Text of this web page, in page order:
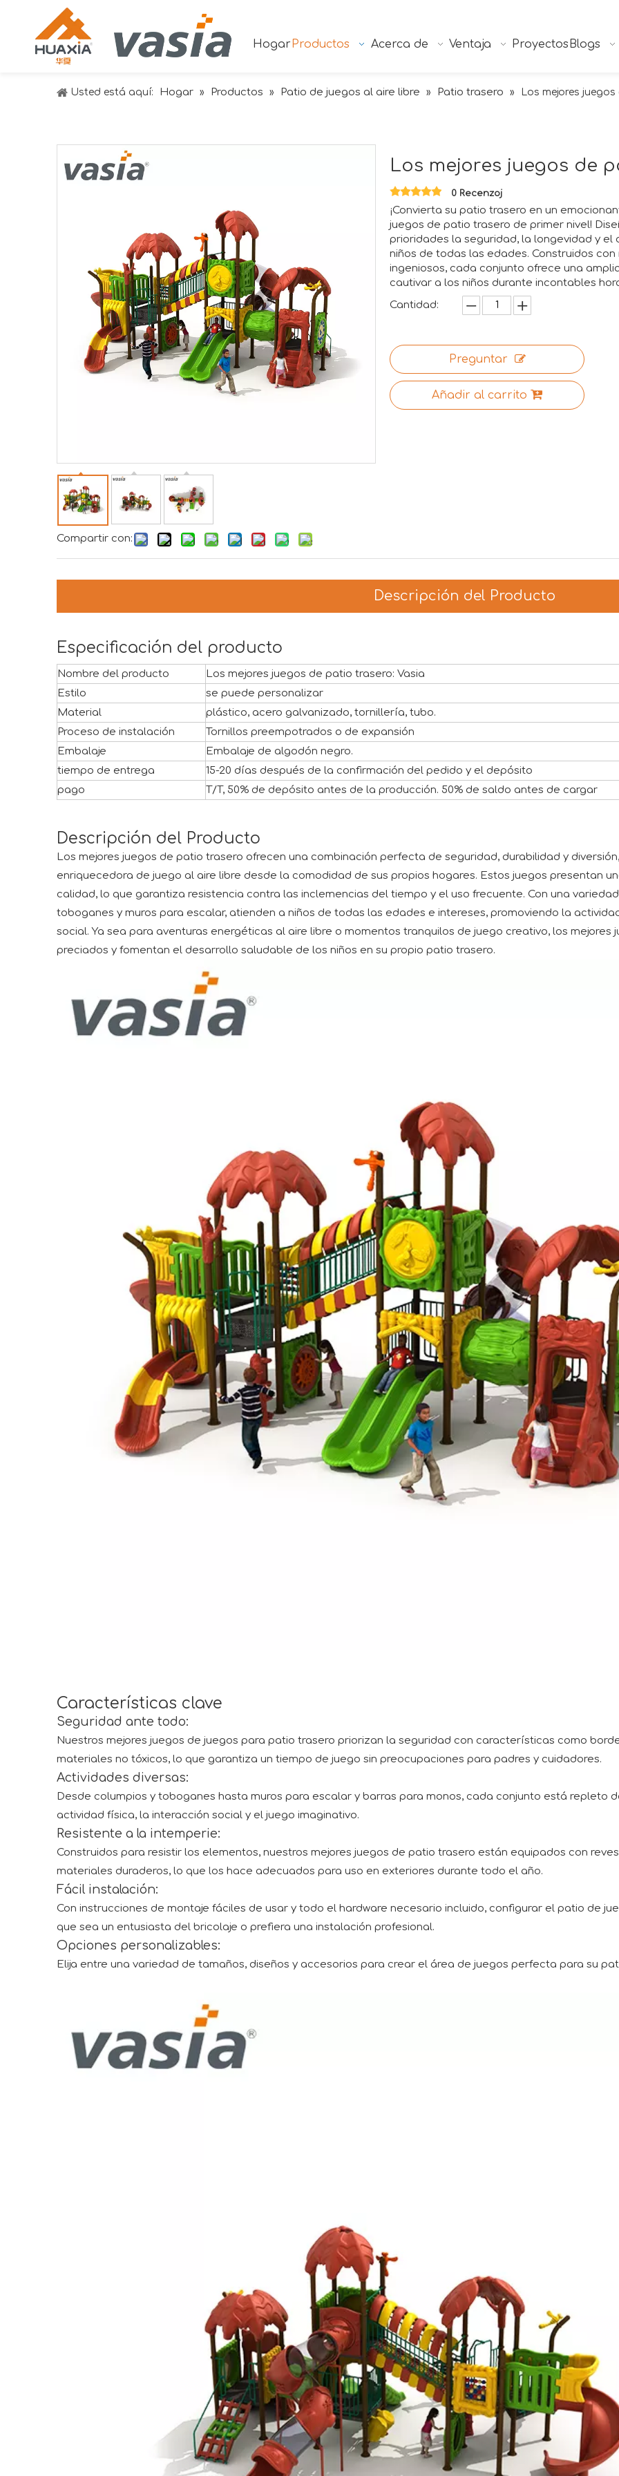
Hogar Productos Acerca de Ventaja Proyectos Blogs
Usted está aquí: Hogar » Productos » Patio de juegos al aire libre » Patio trasero » Los mejores
Compartir con:
Los mejores juegos de
0 Recenzoj
¡Convierta su patio trasero en un
juegos de patio trasero de primer nivel!
prioridades la seguridad, la longevidad y el
niños de todas las edades. Construidos
ingeniosos, cada conjunto ofrece una
cautivar a los niños durante incontables
Cantidad:
Preguntar
Añadir al carrito
Descripción del Producto
Especificación del producto
Nombre del producto
Los mejores juegos de patio trasero: Vasia
Estilo
se puede personalizar
Material
plástico, acero galvanizado, tornillería, tubo.
Proceso de instalación
Tornillos preempotrados o de expansión
Embalaje
Embalaje de algodón negro.
tiempo de entrega
15-20 días después de la confirmación del pedido y el depósito
pago
T/T, 50% de depósito antes de la producción. 50% de saldo antes de cargar
Descripción del Producto
Los mejores juegos de patio trasero ofrecen una combinación perfecta de seguridad, durabilidad y
enriquecedora de juego al aire libre desde la comodidad de sus propios hogares. Estos juegos presentan
calidad, lo que garantiza resistencia contra las inclemencias del tiempo y el uso frecuente. Con una
toboganes y muros para escalar, atienden a niños de todas las edades e intereses, promoviendo la
social. Ya sea para aventuras energéticas al aire libre o momentos tranquilos de juego creativo, los
preciados y fomentan el desarrollo saludable de los niños en su propio patio trasero.
Características clave
Seguridad ante todo:
Nuestros mejores juegos de juegos para patio trasero priorizan la seguridad con características como
materiales no tóxicos, lo que garantiza un tiempo de juego sin preocupaciones para padres y cuidadores.
Actividades diversas:
Desde columpios y toboganes hasta muros para escalar y barras para monos, cada conjunto está repleto
actividad física, la interacción social y el juego imaginativo.
Resistente a la intemperie:
Construidos para resistir los elementos, nuestros mejores juegos de patio trasero están equipados con
materiales duraderos, lo que los hace adecuados para uso en exteriores durante todo el año.
Fácil instalación:
Con instrucciones de montaje fáciles de usar y todo el hardware necesario incluido, configurar el patio de
que sea un entusiasta del bricolaje o prefiera una instalación profesional.
Opciones personalizables:
Elija entre una variedad de tamaños, diseños y accesorios para crear el área de juegos perfecta para su